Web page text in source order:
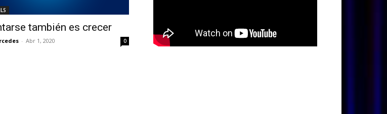
también es crecer
- Abr 1, 2020 0